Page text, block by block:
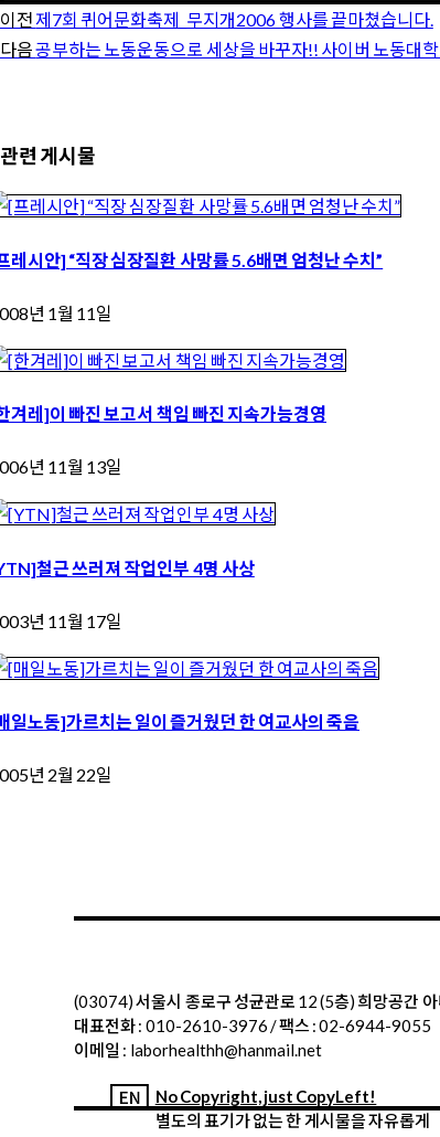
이전제7회 퀴어문화축제_무지개2006 행사를 끝마쳤습니다.
다음공부하는 노동운동으로 세상을 바꾸자!! 사이버 노동대
관련 게시물
레시안] “직장 심장질환 사망률 5.6배면 엄청난 수치”
년 1월 11일
겨레]이 빠진 보고서 책임 빠진 지속가능경영
년 11월 13일
철근 쓰러져 작업인부 4명 사상
년 11월 17일
일노동]가르치는 일이 즐거웠던 한 여교사의 죽음
년 2월 22일
(03074) 서울시 종로구 성균관로 12 (5층) 희망공간 아
대표전화 : 010-2610-3976 / 팩스 : 02-6944-9055
이메일 : laborhealthh@hanmail.net
No Copyright, just CopyLeft!
별도의 표기가 없는 한 게시물을 자유롭게